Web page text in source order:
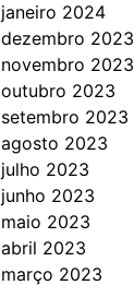
janeiro 2024
dezembro 2023
novembro 2023
outubro 2023
setembro 2023
agosto 2023
julho 2023
junho 2023
maio 2023
abril 2023
março 2023